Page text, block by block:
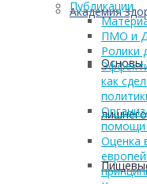
Академия
Основы
Публикации
ПМО и
Ролики
как
помощи
Оценка